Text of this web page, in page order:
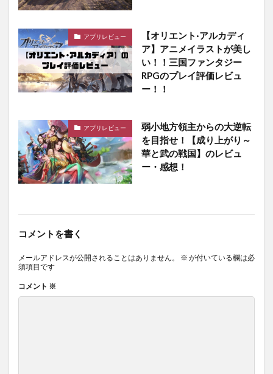
アプリレビュー
【オリエント·アルカディ
ア】アニメイラストが美し
い！！三国ファンタジー
RPGのプレイ評価レビュ
ー！！
アプリレビュー
弱小地方領主からの大逆転
を目指せ！【成り上がり～
華と武の戦国】のレビュ
ー・感想！
コメントを書く
メールアドレスが公開されることはありません。 ※ が付いている欄は必
須項目です
コメント ※